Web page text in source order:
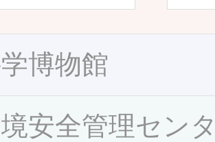
博物館
安全管理セン